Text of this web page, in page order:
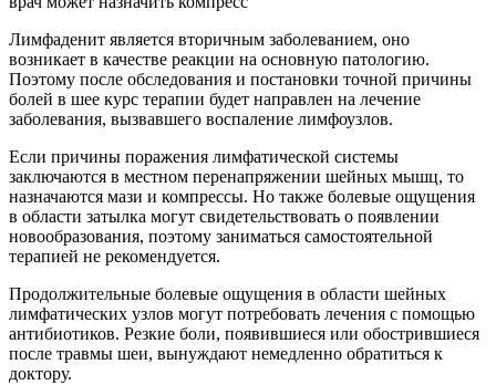
Лимфаденит является вторичным заболеванием, оно
возникает в качестве реакции на основную патологию.
Поэтому после обследования и постановки точной причины
болей в шее курс терапии будет направлен на лечение
заболевания, вызвавшего воспаление лимфоузлов.
Если причины поражения лимфатической системы
заключаются в местном перенапряжении шейных мышц, то
назначаются мази и компрессы. Но также болевые ощущения
в области затылка могут свидетельствовать о появлении
новообразования, поэтому заниматься самостоятельной
терапией не рекомендуется.
Продолжительные болевые ощущения в области шейных
лимфатических узлов могут потребовать лечения с помощью
антибиотиков. Резкие боли, появившиеся или обострившиеся
после травмы шеи, вынуждают немедленно обратиться к
доктору.